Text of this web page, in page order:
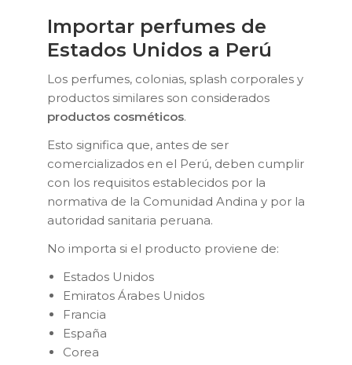
Importar perfumes de
Estados Unidos a Perú
Los perfumes, colonias, splash corporales y
productos similares son considerados
productos cosméticos.
Esto significa que, antes de ser
comercializados en el Perú, deben cumplir
con los requisitos establecidos por la
normativa de la Comunidad Andina y por la
autoridad sanitaria peruana.
No importa si el producto proviene de:
Estados Unidos
Emiratos Árabes Unidos
Francia
España
Corea